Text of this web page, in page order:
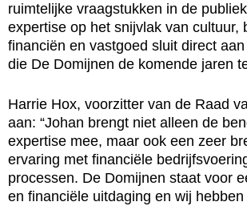
ruimtelijke vraagstukken in de
expertise op het snijvlak van cultuur,
financiën en vastgoed sluit direct
die De Domijnen de komende jaren
Harrie Hox, voorzitter van de Raad
aan: “Johan brengt niet alleen de
expertise mee, maar ook een zeer
ervaring met financiële
processen. De Domijnen staat voor
en financiële uitdaging en wij